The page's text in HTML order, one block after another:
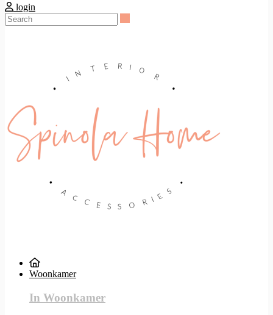
login
Woonkamer
In Woonkamer